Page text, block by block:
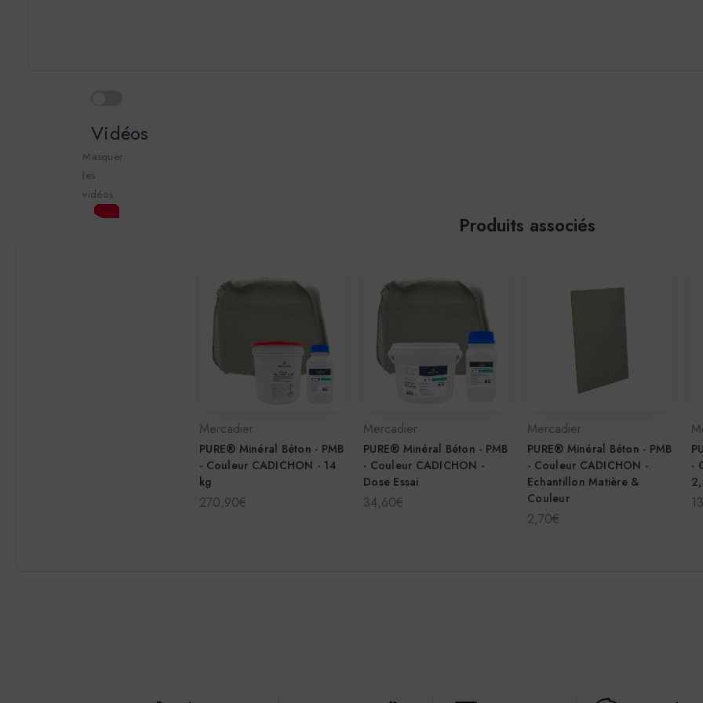
Vidéos
Masquer
les
vidéos
Produits associés
Mercadier
PURE® Minéral Béton - PMB
- Couleur CADICHON - 14
kg
270,90€
Mercadier
PURE® Minéral Béton - PMB
- Couleur CADICHON -
Dose Essai
34,60€
Mercadier
PURE® Minéral Béton - PMB
- Couleur CADICHON -
Echantillon Matière &
Couleur
2,70€
-